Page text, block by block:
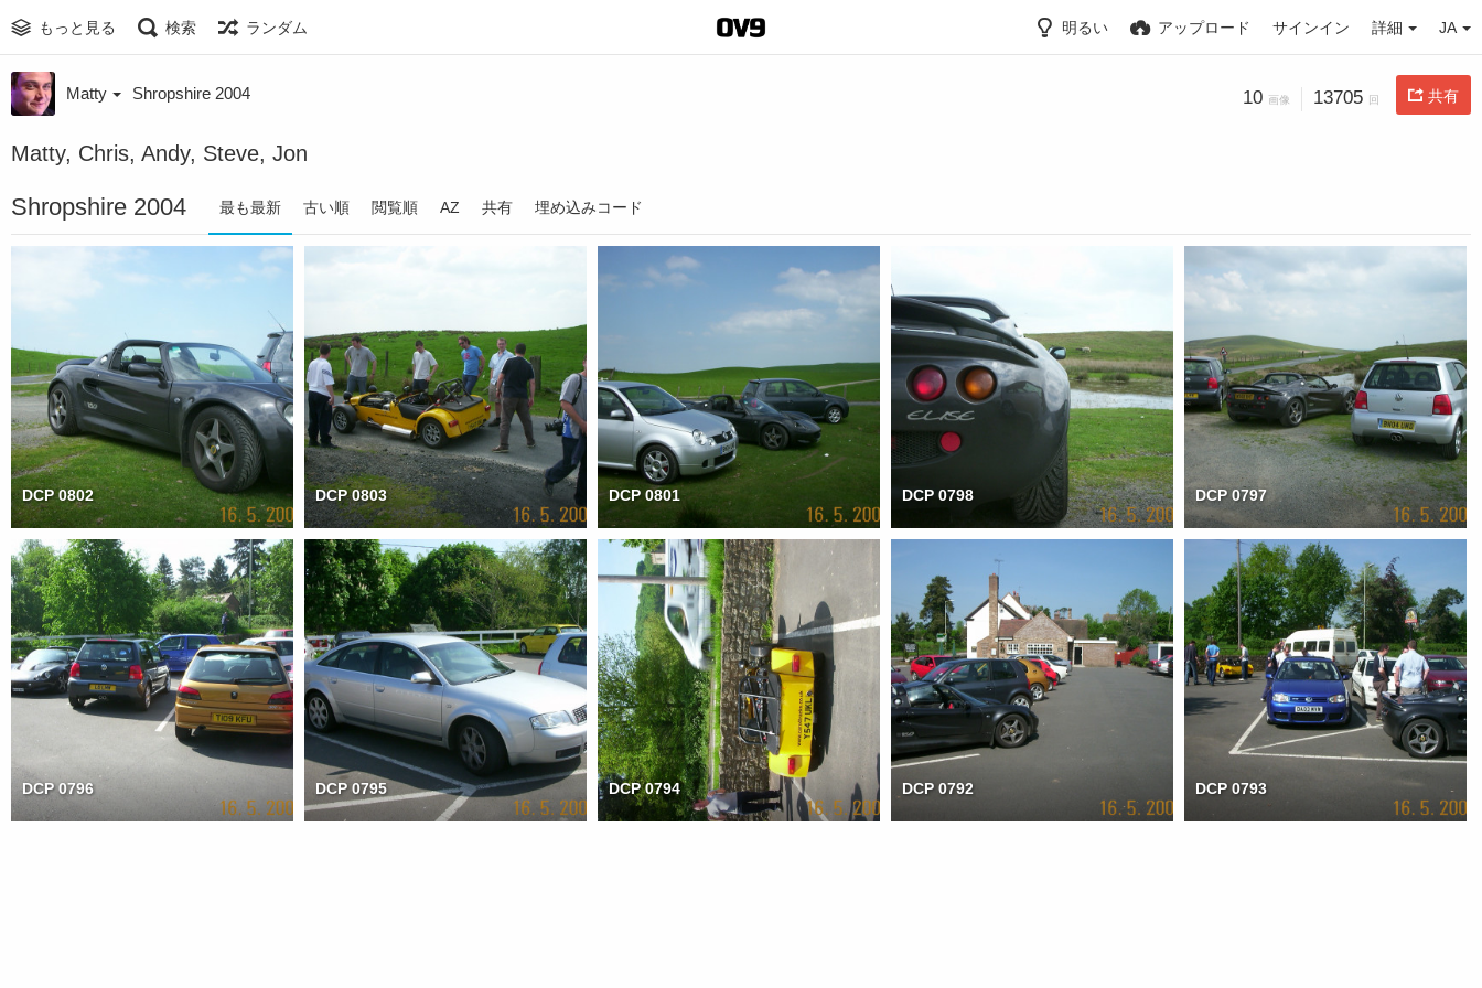
もっと見る 検索 ランダム 明るい アップロード サインイン 詳細 JA
Matty Shropshire 2004 10 画像 13705 回 共有
Matty, Chris, Andy, Steve, Jon
Shropshire 2004 最も最新 古い順 閲覧順 AZ 共有 埋め込みコード
DCP 0802 DCP 0803 DCP 0801 DCP 0798 DCP 0797
DCP 0796 DCP 0795 DCP 0794 DCP 0792 DCP 0793